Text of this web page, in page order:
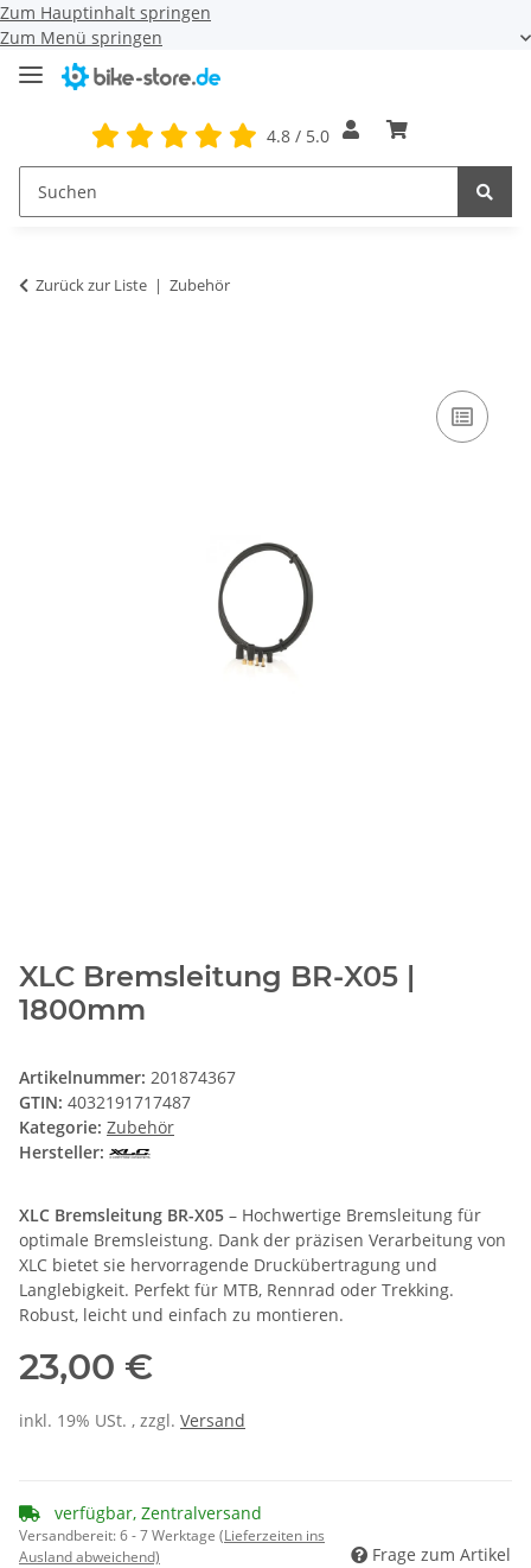
Zum Hauptinhalt springen
Zum Menü springen
4.8 / 5.0
Zurück zur Liste Zubehör
XLC Bremsleitung BR-X05 |
1800mm
Artikelnummer: 201874367
GTIN: 4032191717487
Kategorie: Zubehör
Hersteller:
XLC Bremsleitung BR-X05 – Hochwertige Bremsleitung für
optimale Bremsleistung. Dank der präzisen Verarbeitung von
XLC bietet sie hervorragende Druckübertragung und
Langlebigkeit. Perfekt für MTB, Rennrad oder Trekking.
Robust, leicht und einfach zu montieren.
23,00 €
inkl. 19% USt. , zzgl. Versand
verfügbar, Zentralversand
Versandbereit:6 - 7 Werktage (Lieferzeiten ins
Ausland abweichend)
Frage zum Artikel